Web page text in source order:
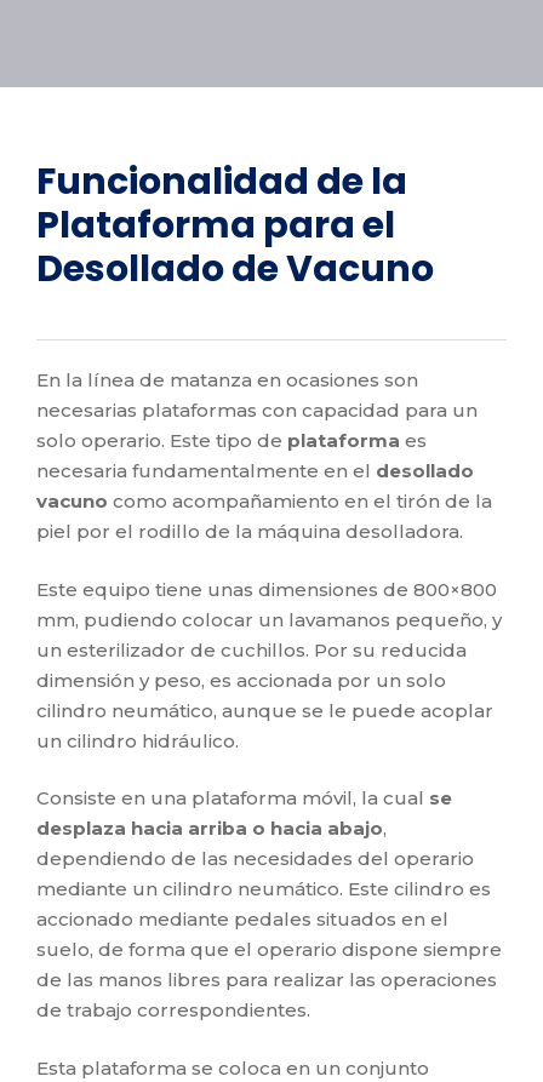
Funcionalidad de la
Plataforma para el
Desollado de Vacuno
En la línea de matanza en ocasiones son
necesarias plataformas con capacidad para un
solo operario. Este tipo de plataforma es
necesaria fundamentalmente en el desollado
vacuno como acompañamiento en el tirón de la
piel por el rodillo de la máquina desolladora.
Este equipo tiene unas dimensiones de 800×800
mm, pudiendo colocar un lavamanos pequeño, y
un esterilizador de cuchillos. Por su reducida
dimensión y peso, es accionada por un solo
cilindro neumático, aunque se le puede acoplar
un cilindro hidráulico.
Consiste en una plataforma móvil, la cual se
desplaza hacia arriba o hacia abajo,
dependiendo de las necesidades del operario
mediante un cilindro neumático. Este cilindro es
accionado mediante pedales situados en el
suelo, de forma que el operario dispone siempre
de las manos libres para realizar las operaciones
de trabajo correspondientes.
Esta plataforma se coloca en un conjunto